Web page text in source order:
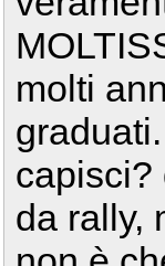
molti
graduati.
capisci?
da rally,